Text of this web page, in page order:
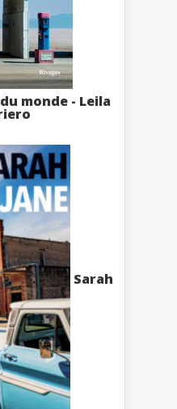
monde - Leila
Sarah